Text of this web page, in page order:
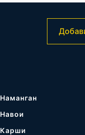
Наманган
Навои
Карши